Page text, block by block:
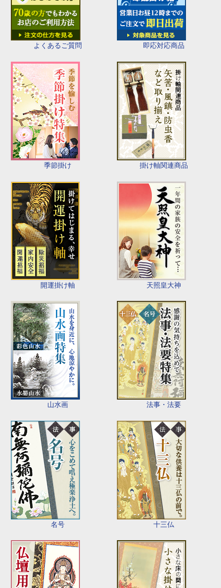
よくあるご質問 即応対応商品
季節掛け 掛け軸関連商品
開運掛け軸 天照皇大神
山水画 法事・法要
名号 十三仏